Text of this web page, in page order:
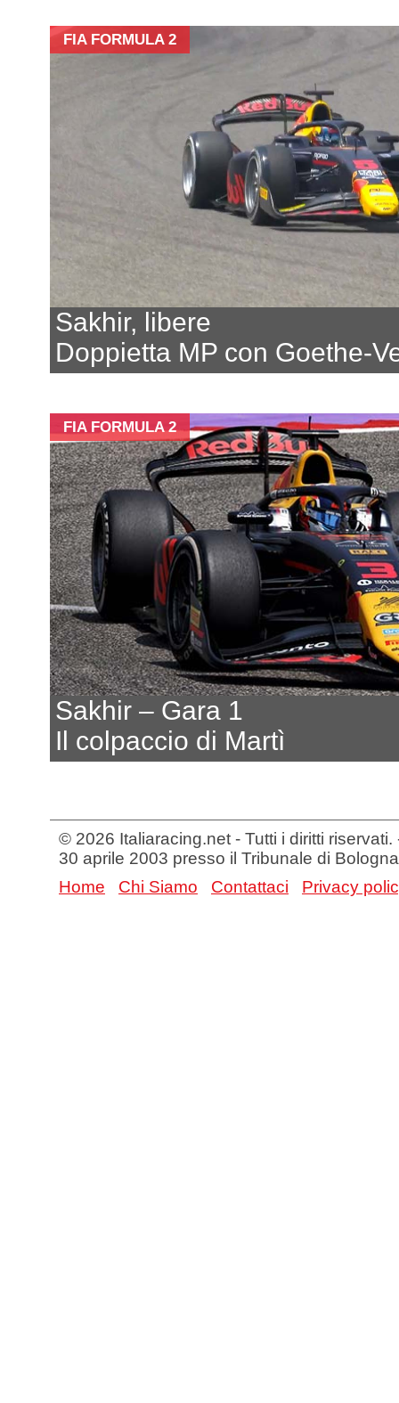
FIA FORMULA 2
Sakhir, libere
Doppietta MP con Goethe-
FIA FORMULA 2
Sakhir – Gara 1
Il colpaccio di Martì
© 2026 Italiaracing.net - Tutti i diritti
30 aprile 2003 presso il Tribunale di Bologna
Home
Chi Siamo Contattaci Privacy